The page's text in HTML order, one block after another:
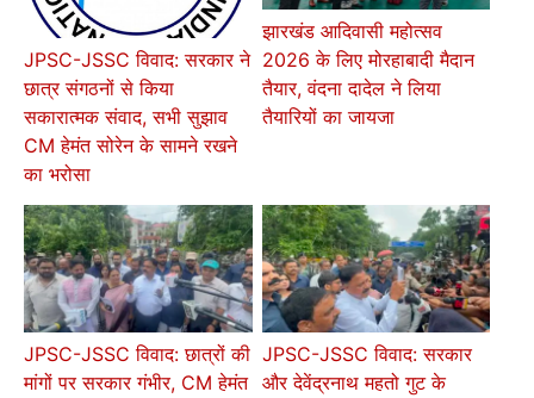
JPSC-JSSC विवाद: सरकार ने
छात्र संगठनों से किया
सकारात्मक संवाद, सभी सुझाव
CM हेमंत सोरेन के सामने रखने
का भरोसा
झारखंड आदिवासी महोत्सव
2026 के लिए मोरहाबादी मैदान
तैयार, वंदना दादेल ने लिया
तैयारियों का जायजा
JPSC-JSSC विवाद: छात्रों की
मांगों पर सरकार गंभीर, CM हेमंत
JPSC-JSSC विवाद: सरकार
और देवेंद्रनाथ महतो गुट के